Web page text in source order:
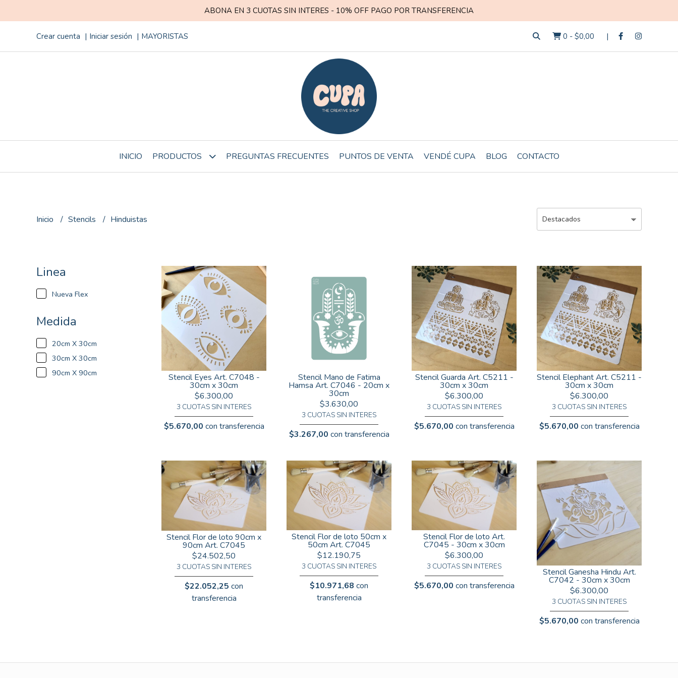
ABONA EN 3 CUOTAS SIN INTERES - 10% OFF PAGO POR TRANSFERENCIA
Crear cuenta Iniciar sesión MAYORISTAS 0 - $0,00
INICIO PRODUCTOS PREGUNTAS FRECUENTES PUNTOS DE VENTA VENDÉ CUPA BLOG CONTACTO
Inicio Stencils Hinduistas
Linea
Nueva Flex
Medida
20cm X 30cm
30cm X 30cm
90cm X 90cm
Stencil Eyes Art. C7048 -
30cm x 30cm
$6.300,00
3 CUOTAS SIN INTERES
$5.670,00 con transferencia
Stencil Mano de Fatima
Hamsa Art. C7046 - 20cm x
30cm
$3.630,00
3 CUOTAS SIN INTERES
$3.267,00 con transferencia
Stencil Guarda Art. C5211 -
30cm x 30cm
$6.300,00
3 CUOTAS SIN INTERES
$5.670,00 con transferencia
Stencil Elephant Art. C5211 -
30cm x 30cm
$6.300,00
3 CUOTAS SIN INTERES
$5.670,00 con transferencia
Stencil Flor de loto 90cm x
90cm Art. C7045
$24.502,50
3 CUOTAS SIN INTERES
$22.052,25 con
transferencia
Stencil Flor de loto 50cm x
50cm Art. C7045
$12.190,75
3 CUOTAS SIN INTERES
$10.971,68 con
transferencia
Stencil Flor de loto Art.
C7045 - 30cm x 30cm
$6.300,00
3 CUOTAS SIN INTERES
$5.670,00 con transferencia
Stencil Ganesha Hindu Art.
C7042 - 30cm x 30cm
$6.300,00
3 CUOTAS SIN INTERES
$5.670,00 con transferencia